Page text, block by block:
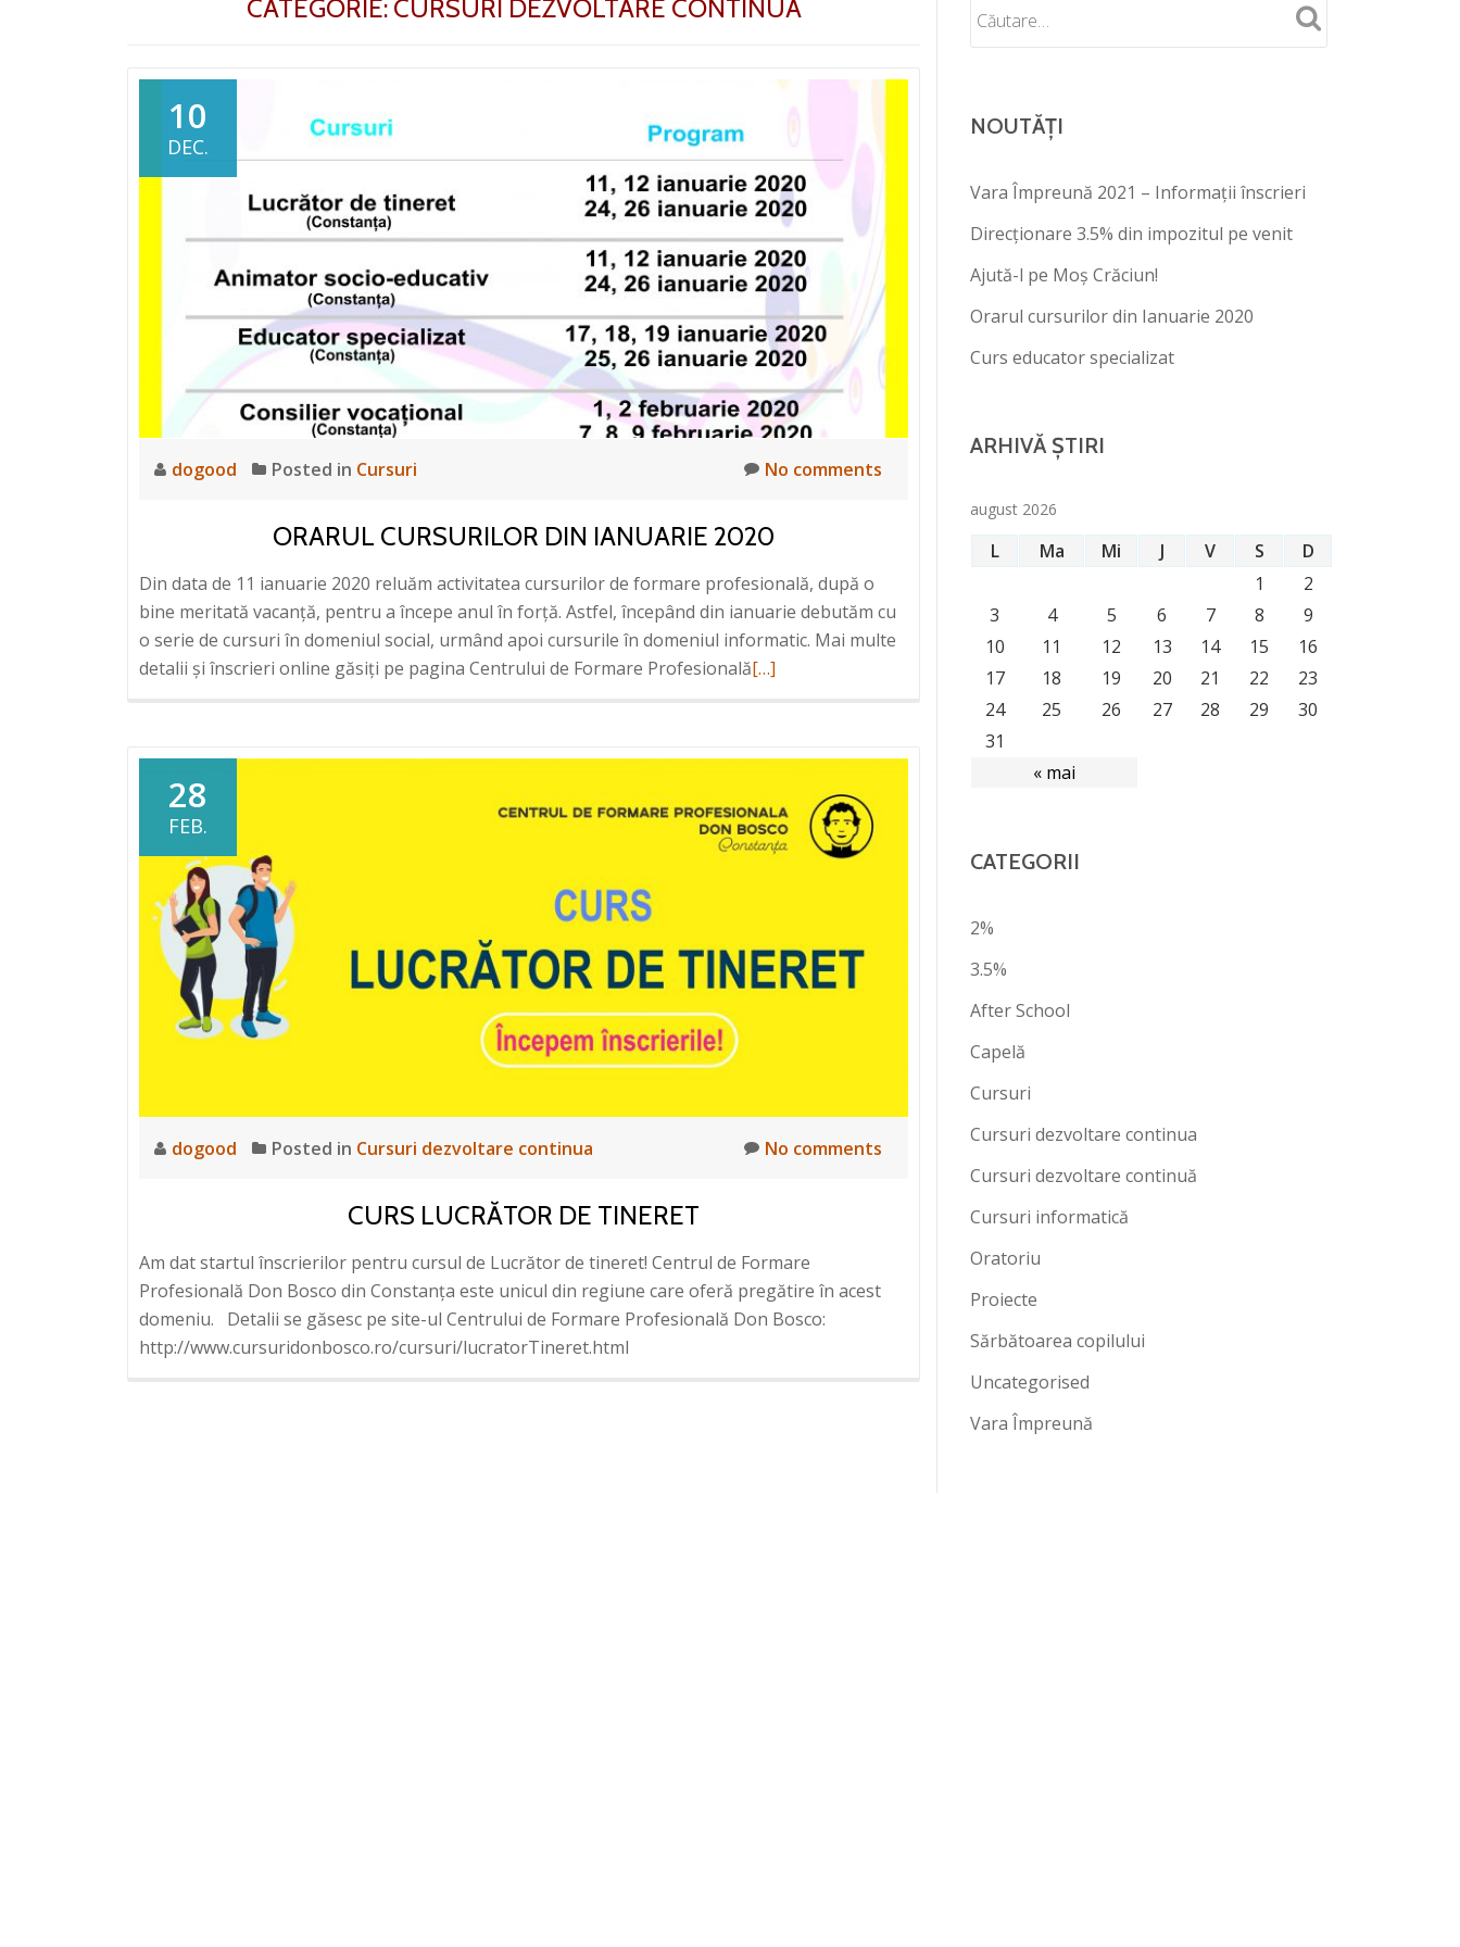
CATEGORIE: CURSURI DEZVOLTARE CONTINUA
10
DEC.
dogood Posted in Cursuri No comments
ORARUL CURSURILOR DIN IANUARIE 2020
Din data de 11 ianuarie 2020 reluăm activitatea cursurilor de formare profesională, după o
bine meritată vacanță, pentru a începe anul în forță. Astfel, începând din ianuarie debutăm cu
o serie de cursuri în domeniul social, urmând apoi cursurile în domeniul informatic. Mai multe
detalii și înscrieri online găsiți pe pagina Centrului de Formare ProfesionalăRead
Orarul
din
Ianuarie
[…]
28
FEB.
dogood Posted in Cursuri dezvoltare continua No comments
CURS LUCRĂTOR DE TINERET
Am dat startul înscrierilor pentru cursul de Lucrător de tineret! Centrul de Formare
Profesională Don Bosco din Constanța este unicul din regiune care oferă pregătire în acest
domeniu. Detalii se găsesc pe site-ul Centrului de Formare Profesională Don Bosco:
http://www.cursuridonbosco.ro/cursuri/lucratorTineret.html
NOUTĂȚI
Vara Împreună 2021 – Informații înscrieri
Direcționare 3.5% din impozitul pe venit
Ajută-l pe Moș Crăciun!
Orarul cursurilor din Ianuarie 2020
Curs educator specializat
ARHIVĂ ȘTIRI
august 2026
L Ma Mi J V S D
« mai
1
2
3
4 5 6 7 8
9
10
11 12 13 14 15
16
17
18 19 20 21 22
23
24
25 26 27 28 29
30
31
CATEGORII
2%
3.5%
After School
Capelă
Cursuri
Cursuri dezvoltare continua
Cursuri dezvoltare continuă
Cursuri informatică
Oratoriu
Proiecte
Sărbătoarea copilului
Uncategorised
Vara Împreună